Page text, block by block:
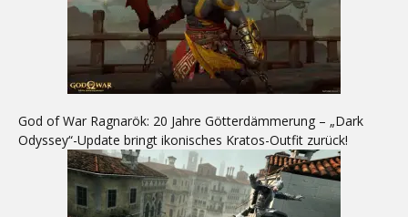
God of War Ragnarök: 20 Jahre Götterdämmerung – „Dark
Odyssey“-Update bringt ikonisches Kratos-Outfit zurück!